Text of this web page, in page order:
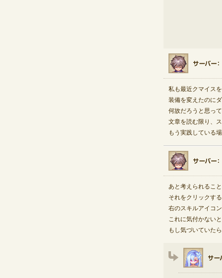
私も最近クマイス
装備を変えたのに
何故だろうと思っ
文章を読む限り、
もう実践している
あと考えられるこ
それをクリックす
右のスキルアイコ
これに気付かない
もし気づいていた